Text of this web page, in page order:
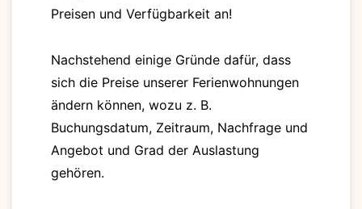
Preisen und Verfügbarkeit an!
Nachstehend einige Gründe dafür, dass
sich die Preise unserer Ferienwohnungen
ändern können, wozu z. B.
Buchungsdatum, Zeitraum, Nachfrage und
Angebot und Grad der Auslastung
gehören.